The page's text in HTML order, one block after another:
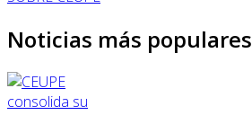
Noticias más populares